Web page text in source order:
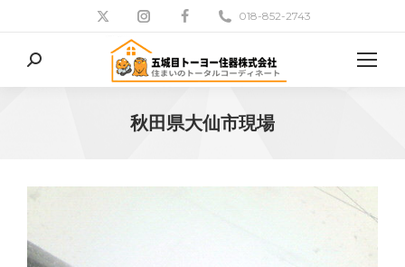
018-852-2743
検
索:
秋田県大仙市現場